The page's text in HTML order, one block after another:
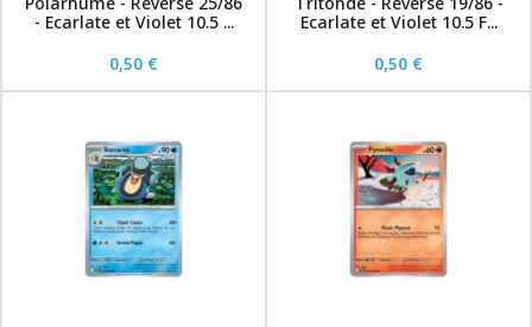
- Ecarlate et Violet 10.5 ...
0,50 €
Ecarlate et Violet 10.5 F...
0,50 €